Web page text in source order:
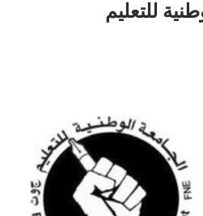
للتعليم